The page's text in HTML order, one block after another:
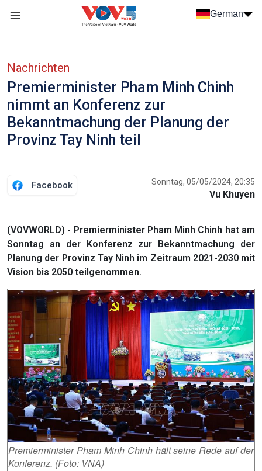
German
Nachrichten
Premierminister Pham Minh Chinh
nimmt an Konferenz zur
Bekanntmachung der Planung der
Provinz Tay Ninh teil
Facebook Sonntag, 05/05/2024, 20:35
Vu Khuyen
(VOVWORLD) - Premierminister Pham Minh Chinh hat am
Sonntag an der Konferenz zur Bekanntmachung der
Planung der Provinz Tay Ninh im Zeitraum 2021-2030 mit
Vision bis 2050 teilgenommen.
Premierminister Pham Minh Chinh hält seine Rede auf der
Konferenz. (Foto: VNA)